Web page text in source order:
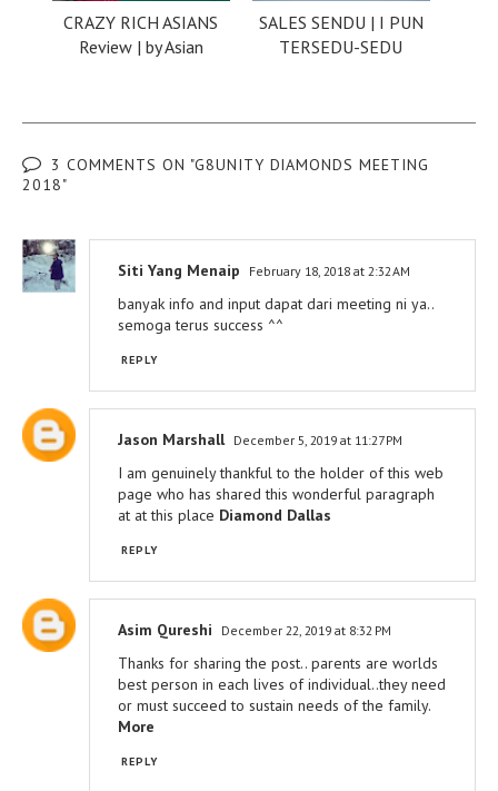
CRAZY RICH ASIANS
Review | by Asian
SALES SENDU | I PUN
TERSEDU-SEDU
3 COMMENTS ON "G8UNITY DIAMONDS MEETING
2018"
Siti Yang Menaip February 18, 2018 at 2:32 AM
banyak info and input dapat dari meeting ni ya..
semoga terus success ^^
REPLY
Jason Marshall December 5, 2019 at 11:27 PM
I am genuinely thankful to the holder of this web
page who has shared this wonderful paragraph
at at this place Diamond Dallas
REPLY
Asim Qureshi December 22, 2019 at 8:32 PM
Thanks for sharing the post.. parents are worlds
best person in each lives of individual..they need
or must succeed to sustain needs of the family.
More
REPLY